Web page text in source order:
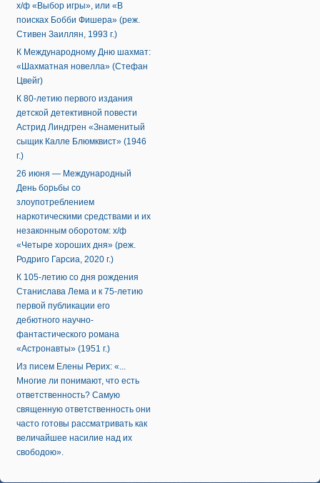
х/ф «Выбор игры», или «В
поисках Бобби Фишера» (реж.
Стивен Заиллян, 1993 г.)
К Международному Дню шахмат:
«Шахматная новелла» (Стефан
Цвейг)
К 80-летию первого издания
детской детективной повести
Астрид Линдгрен «Знаменитый
сыщик Калле Блюмквист» (1946
г.)
26 июня — Международный
День борьбы со
злоупотреблением
наркотическими средствами и их
незаконным оборотом: х/ф
«Четыре хороших дня» (реж.
Родриго Гарсиа, 2020 г.)
К 105-летию со дня рождения
Станислава Лема и к 75-летию
первой публикации его
дебютного научно-
фантастического романа
«Астронавты» (1951 г.)
Из писем Елены Рерих: «...
Многие ли понимают, что есть
ответственность? Самую
священную ответственность они
часто готовы рассматривать как
величайшее насилие над их
свободою».